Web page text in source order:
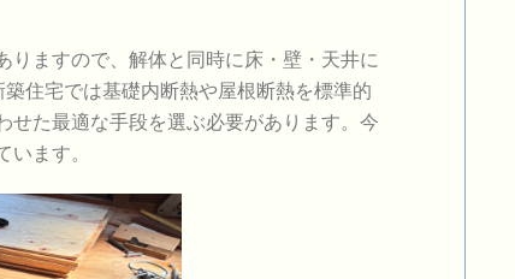
ますので、解体と同時に床・壁・天井に
住宅では基礎内断熱や屋根断熱を標準的
せた最適な手段を選ぶ必要があります。今
ます。